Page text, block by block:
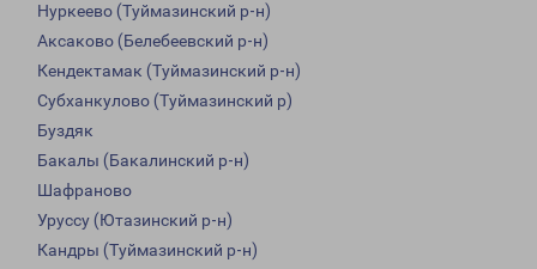
Нуркеево (Туймазинский р-н)
Аксаково (Белебеевский р-н)
Кендектамак (Туймазинский р-н)
Субханкулово (Туймазинский р)
Буздяк
Бакалы (Бакалинский р-н)
Шафраново
Уруссу (Ютазинский р-н)
Кандры (Туймазинский р-н)